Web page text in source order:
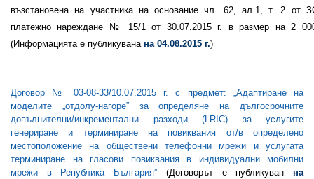
възстановена на участника на основание чл. 62, ал.1, т. 2 от
платежно нареждане № 15/1 от 30.07.2015 г. в размер на 2
(Информацията е публикувана на 04.08.2015 г.)
Договор № 03-08-33/10.07.2015 г. с предмет: „Адаптиране на
моделите „отдолу-нагоре” за определяне на дългосрочните
допълнителни/инкрементални разходи (LRIC) за услугите
генериране и терминиране на повиквания от/в определено
местоположение на обществени телефонни мрежи и услугата
терминиране на гласови повиквания в индивидуални мобилни
мрежи в Република България” (Договорът е публикуванна